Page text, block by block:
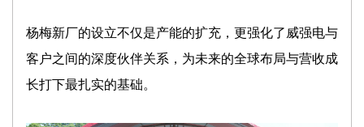
杨梅新厂的设立不仅是产能的扩充，更强化了威强电与
客户之间的深度伙伴关系，为未来的全球布局与营收成
长打下最扎实的基础。